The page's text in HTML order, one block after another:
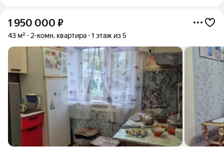
1 950 000 ₽
43 м² 2-комн. квартира 1 этаж из 5